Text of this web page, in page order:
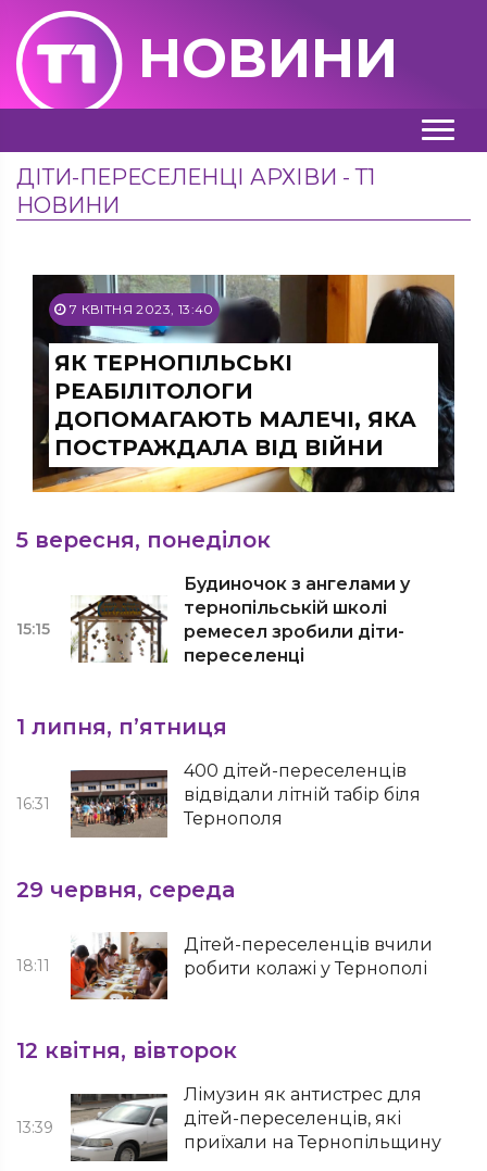
НОВИНИ
ДІТИ-ПЕРЕСЕЛЕНЦІ АРХІВИ - Т1
НОВИНИ
7 КВІТНЯ 2023, 13:40
ЯК ТЕРНОПІЛЬСЬКІ
РЕАБІЛІТОЛОГИ
ДОПОМАГАЮТЬ МАЛЕЧІ, ЯКА
ПОСТРАЖДАЛА ВІД ВІЙНИ
5 вересня, понеділок
15:15
Будиночок з ангелами у
тернопільській школі
ремесел зробили діти-
переселенці
1 липня, п’ятниця
16:31
400 дітей-переселенців
відвідали літній табір біля
Тернополя
29 червня, середа
18:11
Дітей-переселенців вчили
робити колажі у Тернополі
12 квітня, вівторок
13:39
Лімузин як антистрес для
дітей-переселенців, які
приїхали на Тернопільщину